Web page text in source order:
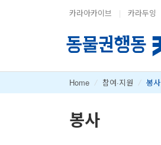
카라아카이브 | 카라두잉
Home / 참여·지원 / 봉사
봉사